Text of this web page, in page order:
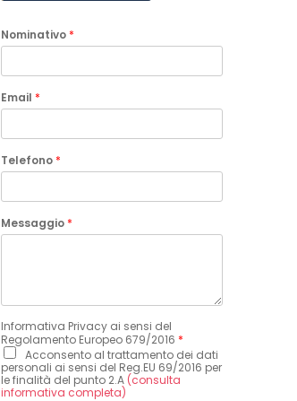
Nominativo *
Email *
Telefono *
Messaggio *
Informativa Privacy ai sensi del
Regolamento Europeo 679/2016 *
Acconsento al trattamento dei dati
personali ai sensi del Reg.EU 69/2016 per
le finalità del punto 2.A (consulta
informativa completa)